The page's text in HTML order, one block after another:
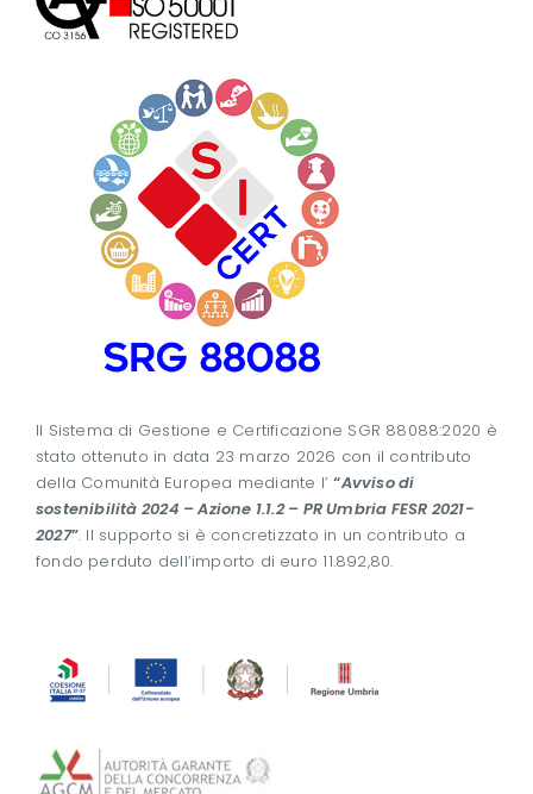
Il Sistema di Gestione e Certificazione SGR 88088:2020 è
stato ottenuto in data 23 marzo 2026 con il contributo
della Comunità Europea mediante l’“Avviso di
sostenibilità 2024 – Azione 1.1.2 – PR Umbria FESR 2021-
2027”. Il supporto si è concretizzato in un contributo a
fondo perduto dell’importo di euro 11.892,80.